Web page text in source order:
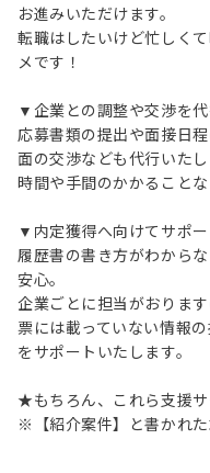
お進みいただけます。
転職はしたいけど忙しく
メです！
▼企業との調整や交渉を
応募書類の提出や面接日
面の交渉なども代行いたし
時間や手間のかかること
▼内定獲得へ向けてサポー
履歴書の書き方がわから
安心。
企業ごとに担当がおりま
票には載っていない情報
をサポートいたします。
★もちろん、これら支援
※【紹介案件】と書かれた